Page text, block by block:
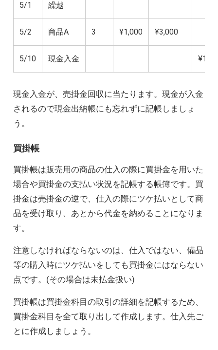
5/1 繰越
5/2 商品A 3 ¥1,000 ¥3,000
5/10 現金入金
現金入金が、売掛金回収に当たります。現金が入金
されるので現金出納帳にも忘れずに記帳しましょ
う。
買掛帳
買掛帳は販売用の商品の仕入の際に買掛金を用いた
場合や買掛金の支払い状況を記帳する帳簿です。買
掛金は売掛金の逆で、仕入の際にツケ払いとして商
品を受け取り、あとから代金を納めることになりま
す。
注意しなければならないのは、仕入ではない、備品
等の購入時にツケ払いをしても買掛金にはならない
点です。(その場合は未払金扱い)
買掛帳は買掛金科目の取引の詳細を記帳するため、
買掛金科目を全て取り出して作成します。仕入先ご
とに作成しましょう。